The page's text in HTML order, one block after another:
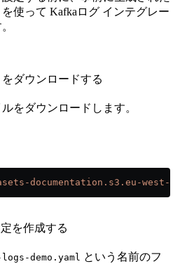
使って Kafkaログ インテグレー
ダウンロードする
をダウンロードします。
documentation.s3.eu-west-
を作成する
demo.yaml という名前のフ